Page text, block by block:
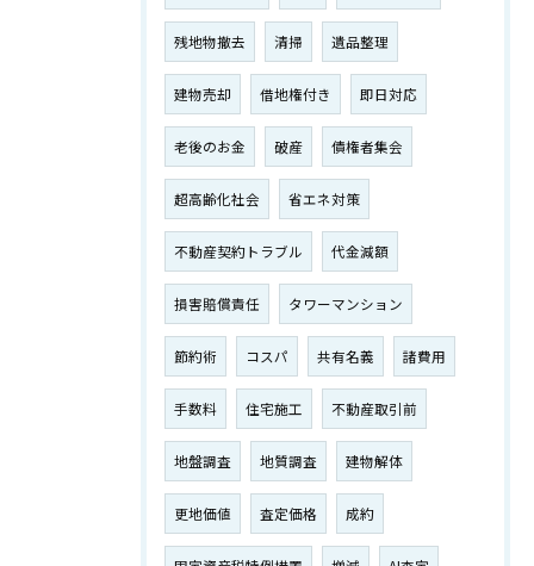
残地物撤去 清掃 遺品整理
建物売却 借地権付き 即日対応
老後のお金 破産 債権者集会
超高齢化社会 省エネ対策
不動産契約トラブル 代金減額
損害賠償責任 タワーマンション
節約術 コスパ 共有名義 諸費用
手数料 住宅施工 不動産取引前
地盤調査 地質調査 建物解体
更地価値 査定価格 成約